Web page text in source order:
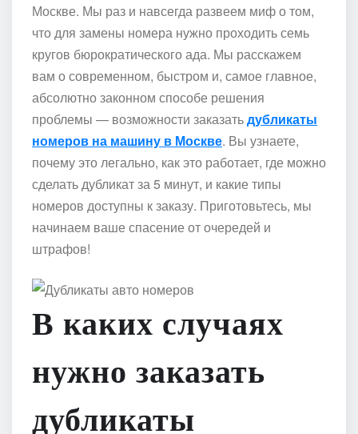
Москве. Мы раз и навсегда развеем миф о том,
что для замены номера нужно проходить семь
кругов бюрократического ада. Мы расскажем
вам о современном, быстром и, самое главное,
абсолютно законном способе решения
проблемы — возможности заказатьдубликаты
номеров на машину в Москве. Вы узнаете,
почему это легально, как это работает, где можно
сделать дубликат за 5 минут, и какие типы
номеров доступны к заказу. Приготовьтесь, мы
начинаем ваше спасение от очередей и
штрафов!
В каких случаях
нужно заказать
дубликаты